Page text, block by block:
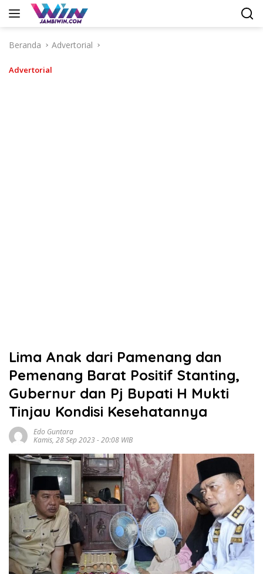
Langsung
Beranda
Advertorial
Advertorial
Lima Anak dari Pamenang dan
Pemenang Barat Positif Stanting,
Gubernur dan Pj Bupati H Mukti
Tinjau Kondisi Kesehatannya
Edo Guntara
Kamis, 28 Sep 2023 - 20:08 WIB